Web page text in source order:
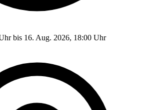
bis 16. Aug. 2026, 18:00 Uhr